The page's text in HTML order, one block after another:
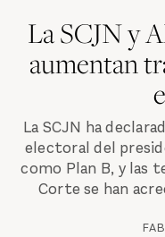
La SCJN y
aumentan
La SCJN ha
electoral del
como Plan B, y las
Corte se han